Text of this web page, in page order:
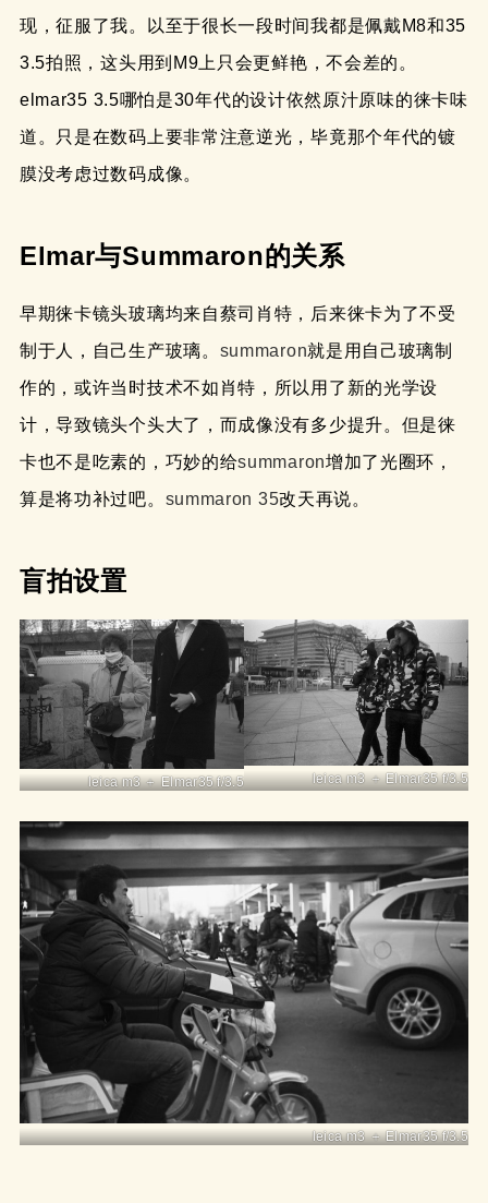
现，征服了我。以至于很长一段时间我都是佩戴M8和35
3.5拍照，这头用到M9上只会更鲜艳，不会差的。
elmar35 3.5哪怕是30年代的设计依然原汁原味的徕卡味
道。只是在数码上要非常注意逆光，毕竟那个年代的镀
膜没考虑过数码成像。
Elmar与Summaron的关系
早期徕卡镜头玻璃均来自蔡司肖特，后来徕卡为了不受
制于人，自己生产玻璃。 summaron就是用自己玻璃制
作的，或许当时技术不如肖特，所以用了新的光学设
计，导致镜头个头大了，而成像没有多少提升。但是徕
卡也不是吃素的，巧妙的给summaron增加了光圈环，
算是将功补过吧。 summaron 35改天再说。
盲拍设置
leica m3 ＋ Elmar35 f/3.5 leica m3 ＋ Elmar35 f/3.5
leica m3 ＋ Elmar35 f/3.5